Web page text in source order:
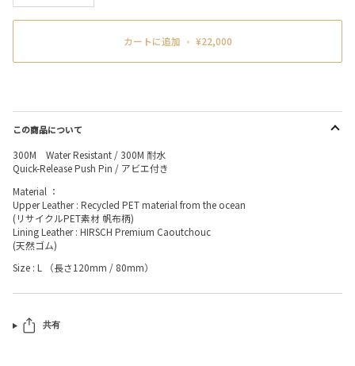
カートに追加 • ¥22,000
この商品について
300M Water Resistant / 300M 耐水
Quick-Release Push Pin / アビエ付き
Material ：
Upper Leather : Recycled PET material from the ocean
(リサイクルPET素材 帆布柄)
Lining Leather : HIRSCH Premium Caoutchouc
(天然ゴム)
Size : L （長さ120mm / 80mm）
共有